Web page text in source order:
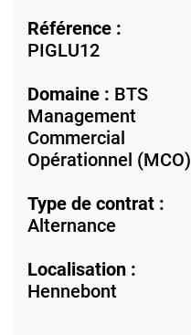
Référence :
PIGLU12
Domaine : BTS
Management
Commercial
Opérationnel (MCO)
Type de contrat :
Alternance
Localisation :
Hennebont